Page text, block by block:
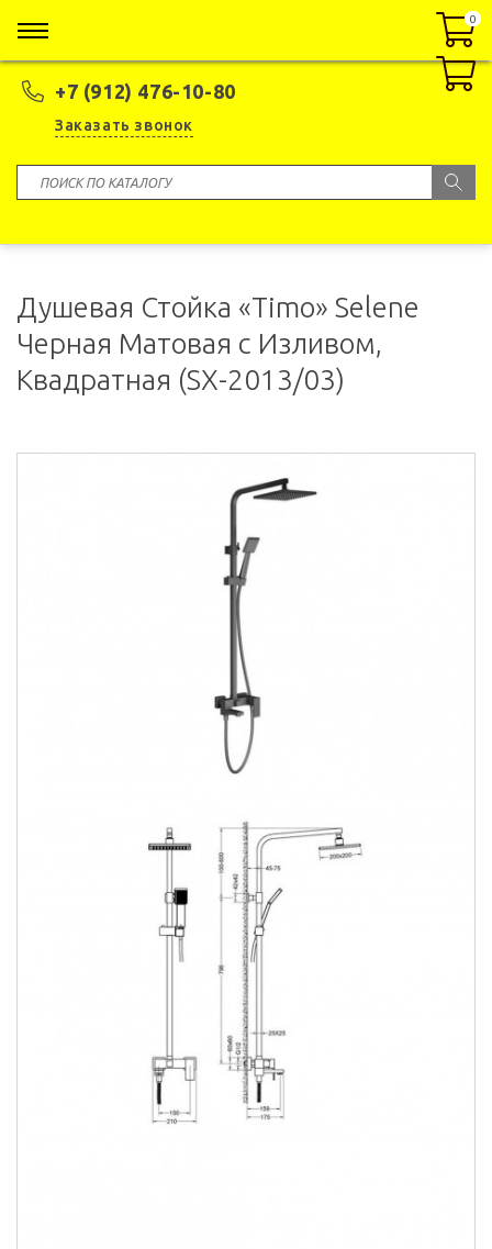
+7 (912) 476-10-80
Заказать звонок
0
0
Душевая Стойка «Timo» Selene
Черная Матовая с Изливом,
Квадратная (SX-2013/03)